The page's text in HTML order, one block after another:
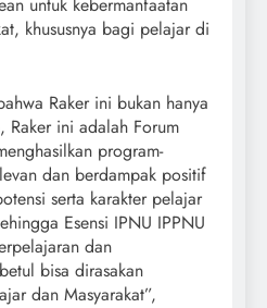
khususnya bagi pelajar di
Raker ini bukan hanya
Raker ini adalah Forum
program-
dan berdampak positif
serta karakter pelajar
Esensi IPNU IPPNU
dan
bisa dirasakan
dan Masyarakat”,